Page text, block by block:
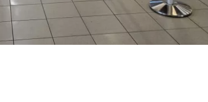
до Cestee